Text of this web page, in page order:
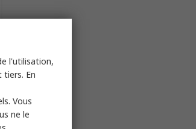
l'utilisation,
tiers. En
Vous
ne le